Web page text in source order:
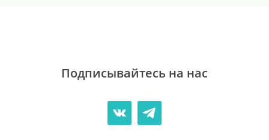
Подписывайтесь на нас